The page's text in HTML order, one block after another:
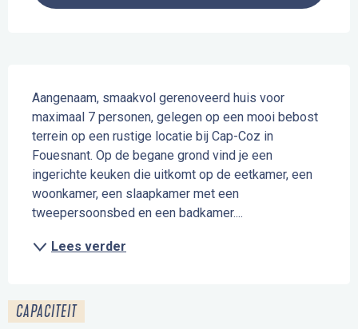
Aangenaam, smaakvol gerenoveerd huis voor
maximaal 7 personen, gelegen op een mooi bebost
terrein op een rustige locatie bij Cap-Coz in
Fouesnant. Op de begane grond vind je een
ingerichte keuken die uitkomt op de eetkamer, een
woonkamer, een slaapkamer met een
tweepersoonsbed en een badkamer....
Lees verder
CAPACITEIT